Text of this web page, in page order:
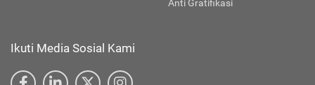
Anti Gratifikasi
Ikuti Media Sosial Kami